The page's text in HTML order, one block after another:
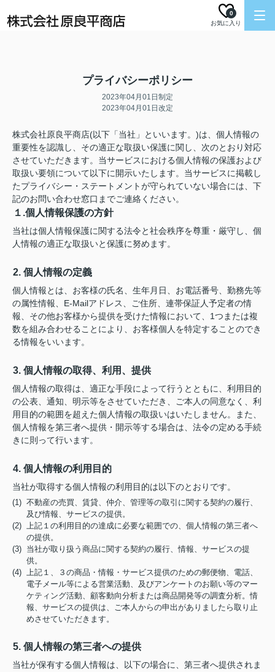
お気に入り
0
プライバシーポリシー
2023年04月01日制定
2023年04月01日改定
株式会社原良平商店(以下「当社」といいます。)は、個人情報の
重要性を認識し、その適正な取扱い保護に関し、次のとおり対応
させていただきます。当サービスにおける個人情報の保護および
取扱い要領について以下に開示いたします。当サービスに掲載し
たプライバシー・ステートメントが守られていない場合には、下
記のお問い合わせ窓口までご連絡ください。
１.個人情報保護の方針
当社は個人情報保護に関する法令と社会秩序を尊重・厳守し、個
人情報の適正な取扱いと保護に努めます。
2. 個人情報の定義
個人情報とは、お客様の氏名、生年月日、お電話番号、勤務先等
の属性情報、E-Mailアドレス、ご住所、連帯保証人予定者の情
報、その他お客様から提供を受けた情報において、1つまたは複
数を組み合わせることにより、お客様個人を特定することのでき
る情報をいいます。
3. 個人情報の取得、利用、提供
個人情報の取得は、適正な手段によって行うとともに、利用目的
の公表、通知、明示等をさせていただき、ご本人の同意なく、利
用目的の範囲を超えた個人情報の取扱いはいたしません。また、
個人情報を第三者へ提供・開示等する場合は、法令の定める手続
きに則って行います。
4. 個人情報の利用目的
当社が取得する個人情報の利用目的は以下のとおりです。
(1) 不動産の売買、賃貸、仲介、管理等の取引に関する契約の履行、
及び情報、サービスの提供。
(2) 上記１の利用目的の達成に必要な範囲での、個人情報の第三者へ
の提供。
(3) 当社が取り扱う商品に関する契約の履行、情報、サービスの提
供。
(4) 上記１、３の商品・情報・サービス提供のための郵便物、電話、
電子メール等による営業活動、及びアンケートのお願い等のマー
ケティング活動、顧客動向分析または商品開発等の調査分析。情
報、サービスの提供は、ご本人からの申出がありましたら取り止
めさせていただきます。
5. 個人情報の第三者への提供
当社が保有する個人情報は、以下の場合に、第三者へ提供されま